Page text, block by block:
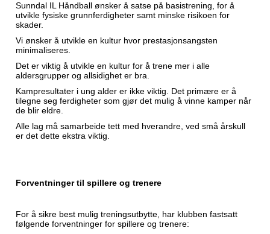
Sunndal IL Håndball ønsker å satse på basistrening, for å
utvikle fysiske grunnferdigheter samt minske risikoen for
skader.
Vi ønsker å utvikle en kultur hvor prestasjonsangsten
minimaliseres.
Det er viktig å utvikle en kultur for å trene mer i alle
aldersgrupper og allsidighet er bra.
Kampresultater i ung alder er ikke viktig. Det primære er å
tilegne seg ferdigheter som gjør det mulig å vinne kamper når
de blir eldre.
Alle lag må samarbeide tett med hverandre, ved små årskull
er det dette ekstra viktig.
Forventninger til spillere og trenere
For å sikre best mulig treningsutbytte, har klubben fastsatt
følgende forventninger for spillere og trenere: